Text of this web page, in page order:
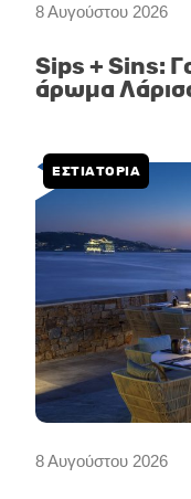
8 Αυγούστου 2026
Sips + Sins:
άρωμα
8 Αυγούστου 2026
ΕΣΤΙΑΤΟΡΙΑ